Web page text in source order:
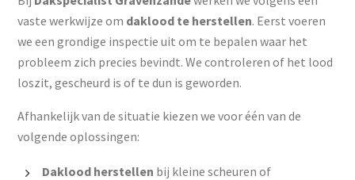
vaste werkwijze om daklood te herstellen. Eerst voeren
we een grondige inspectie uit om te bepalen waar het
probleem zich precies bevindt. We controleren of het lood
loszit, gescheurd is of te dun is geworden.
Afhankelijk van de situatie kiezen we voor één van de
volgende oplossingen:
Daklood herstellen bij kleine scheuren of